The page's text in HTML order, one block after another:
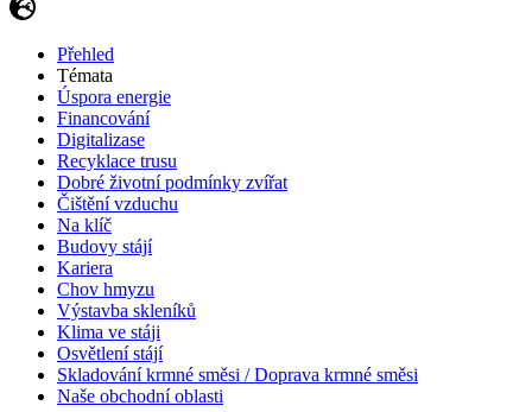
Přehled
Témata
Úspora energie
Financování
Digitalizase
Recyklace trusu
Dobré životní podmínky zvířat
Čištění vzduchu
Na klíč
Budovy stájí
Kariera
Chov hmyzu
Výstavba skleníků
Klima ve stáji
Osvětlení stájí
Skladování krmné směsi / Doprava krmné směsi
Naše obchodní oblasti